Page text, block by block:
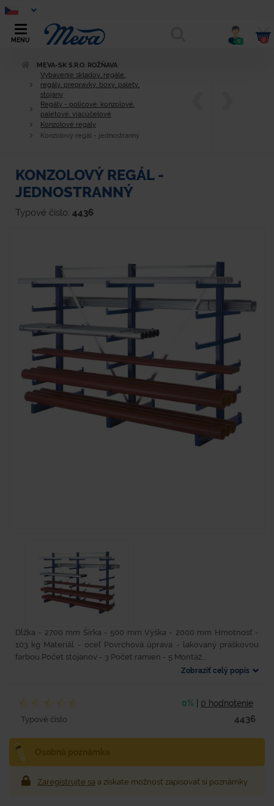
MENU 0 0
MEVA-SK S.R.O. ROŽŇAVA
Vybavenie skladov, regále,
regály, prepravky, boxy, palety,
stojany
Regály - policové, konzolové,
paletové, viacúčelové
Konzolové regály
Konzolový regál - jednostranný
KONZOLOVÝ REGÁL -
JEDNOSTRANNÝ
Typové číslo: 4436
Dĺžka - 2700 mm Šírka - 500 mm Výška - 2000 mm Hmotnosť -
103 kg Materiál - oceľ Povrchová úprava - lakovaný práškovou
farbou Počet stojanov - 3 Počet ramien - 5 Montáž...
Zobraziť celý popis
0% 0 hodnotenie
Typové číslo 4436
Zaregistrujte sa a získate možnosť zapisovať si poznámky